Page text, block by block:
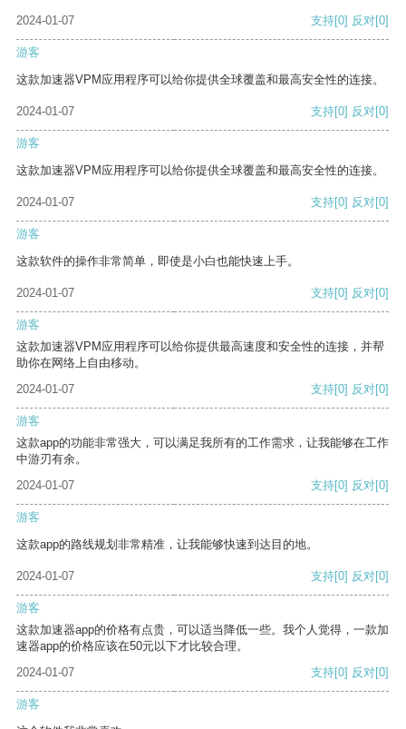
2024-01-07 支持[0] 反对[0]
游客
这款加速器VPM应用程序可以给你提供全球覆盖和最高安全性的连接。
2024-01-07 支持[0] 反对[0]
游客
这款加速器VPM应用程序可以给你提供全球覆盖和最高安全性的连接。
2024-01-07 支持[0] 反对[0]
游客
这款软件的操作非常简单，即使是小白也能快速上手。
2024-01-07 支持[0] 反对[0]
游客
这款加速器VPM应用程序可以给你提供最高速度和安全性的连接，并帮
助你在网络上自由移动。
2024-01-07
支持[0] 反对[0]
游客
这款app的功能非常强大，可以满足我所有的工作需求，让我能够在工作
中游刃有余。
2024-01-07
支持[0] 反对[0]
游客
这款app的路线规划非常精准，让我能够快速到达目的地。
2024-01-07 支持[0] 反对[0]
游客
这款加速器app的价格有点贵，可以适当降低一些。我个人觉得，一款加
速器app的价格应该在50元以下才比较合理。
2024-01-07
支持[0] 反对[0]
游客